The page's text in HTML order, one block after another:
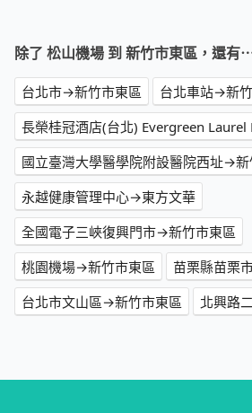
除了 松山機場 到 新竹市東區，還有
台北市→新竹市東區
台北車站→新
國立臺灣大學醫學院附設醫院西址→新
永越健康管理中心→東方文華
全國電子三峽復興門市→新竹市東區
桃園機場→新竹市東區
苗栗縣苗栗
台北市文山區→新竹市東區
北興路